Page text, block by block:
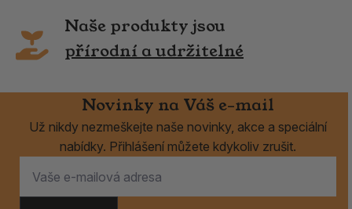
Naše produkty jsou
přírodní a udržitelné
Novinky na Váš e-mail
Už nikdy nezmeškejte naše novinky, akce a speciální
nabídky. Přihlášení můžete kdykoliv zrušit.